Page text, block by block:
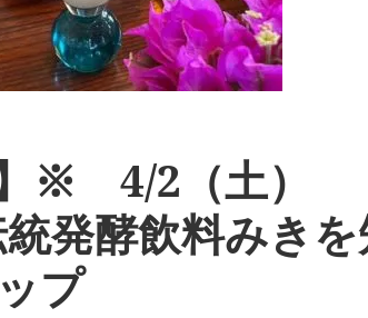
※ 4/2（土）
発酵飲料みきを
プ